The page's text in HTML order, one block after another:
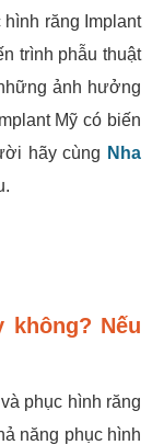
răng Implant
trình phẫu thuật
ảnh hưởng
Mỹ có biến
hãy cùng Nha
không? Nếu
phục hình răng
năng phục hình